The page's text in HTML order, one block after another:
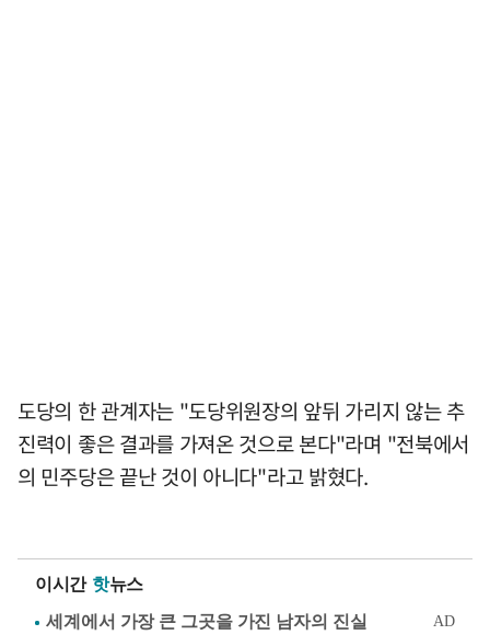
도당의 한 관계자는 "도당위원장의 앞뒤 가리지 않는 추
진력이 좋은 결과를 가져온 것으로 본다"라며 "전북에서
의 민주당은 끝난 것이 아니다"라고 밝혔다.
이시간 핫뉴스